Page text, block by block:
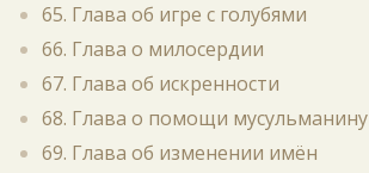
65. Глава об игре с голубями
66. Глава о милосердии
67. Глава об искренности
68. Глава о помощи мусульманину
69. Глава об изменении имён